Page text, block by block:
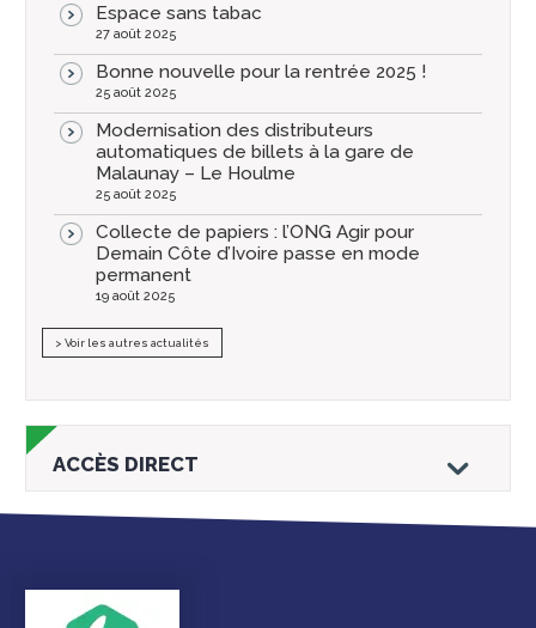
Espace sans tabac
27 août 2025
Bonne nouvelle pour la rentrée 2025 !
25 août 2025
Modernisation des distributeurs
automatiques de billets à la gare de
Malaunay – Le Houlme
25 août 2025
Collecte de papiers : l’ONG Agir pour
Demain Côte d’Ivoire passe en mode
permanent
19 août 2025
> Voir les autres actualités
ACCÈS DIRECT